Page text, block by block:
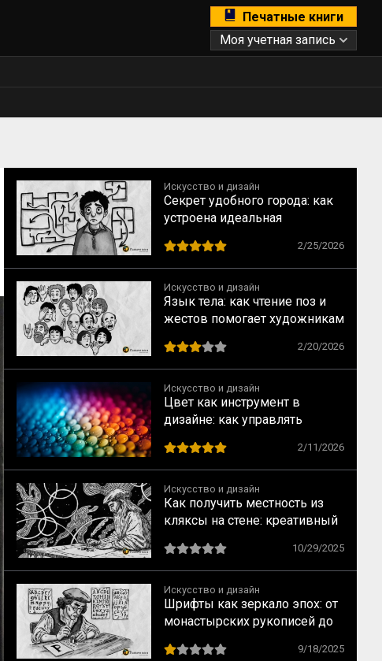
Печатные книги
Моя учетная запись
Искусство и дизайн
Секрет удобного города: как
устроена идеальная
теряемся в Манхэттене, но
блуждаем в «спальнике»
2/25/2026
Искусство и дизайн
Язык тела: как чтение поз и
жестов помогает художникам
слов
2/20/2026
Искусство и дизайн
Цвет как инструмент в
дизайне: как управлять
2/11/2026
Искусство и дизайн
Как получить местность из
кляксы на стене: креативный
10/29/2025
Искусство и дизайн
Шрифты как зеркало эпох: от
монастырских рукописей до
9/18/2025